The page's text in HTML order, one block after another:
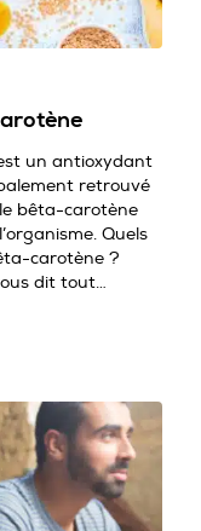
un antioxydant
retrouvé
bêta-carotène
Quels
carotène ?
dit tout…